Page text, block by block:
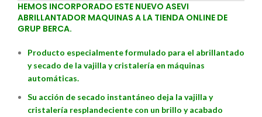
HEMOS INCORPORADO ESTE NUEVO ASEVI
ABRILLANTADOR MAQUINAS A LA TIENDA ONLINE DE
GRUP BERCA.
Producto especialmente formulado para el abrillantado
y secado de la vajilla y cristalería en máquinas
automáticas.
Su acción de secado instantáneo deja la vajilla y
cristalería resplandeciente con un brillo y acabado